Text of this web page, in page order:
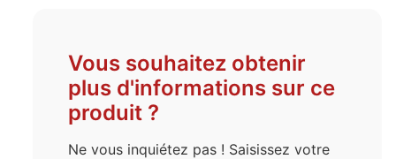
Vous souhaitez obtenir
plus d'informations sur ce
produit ?
Ne vous inquiétez pas ! Saisissez votre